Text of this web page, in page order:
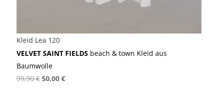
Kleid Lea 120
VELVET SAINT FIELDS beach & town Kleid aus
Baumwolle
99,90€ Ursprünglicher
50,00 €Aktueller